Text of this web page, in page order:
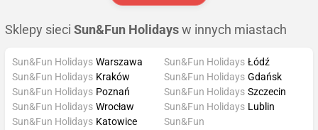
Sklepy sieci Sun&Fun Holidays w innych miastach
Sun&Fun Holidays Warszawa
Sun&Fun Holidays Kraków
Sun&Fun Holidays Poznań
Sun&Fun Holidays Wrocław
Sun&Fun Holidays Łódź
Sun&Fun Holidays Gdańsk
Sun&Fun Holidays Szczecin
Sun&Fun Holidays Lublin
Sun&Fun Holidays Katowice Sun&Fun